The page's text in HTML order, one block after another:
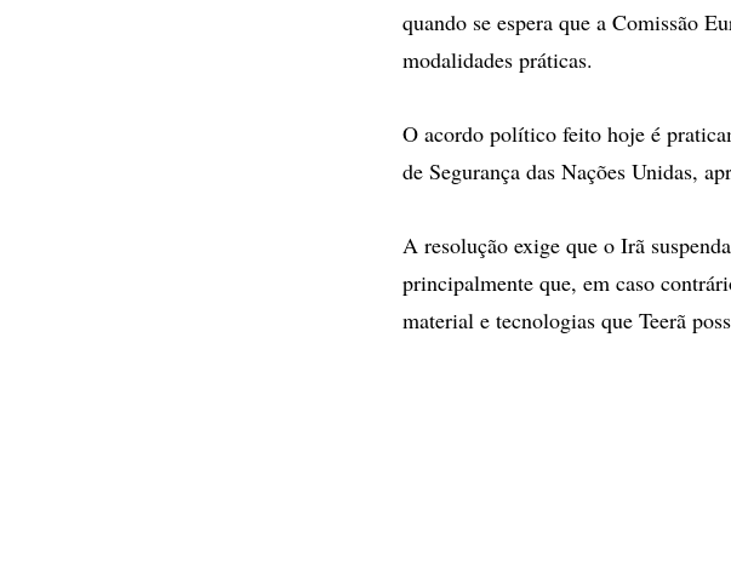
quando se espera que a Comissão
modalidades práticas.
O acordo político feito hoje é
de Segurança das Nações Unidas,
A resolução exige que o Irã
principalmente que, em caso
material e tecnologias que Teerã